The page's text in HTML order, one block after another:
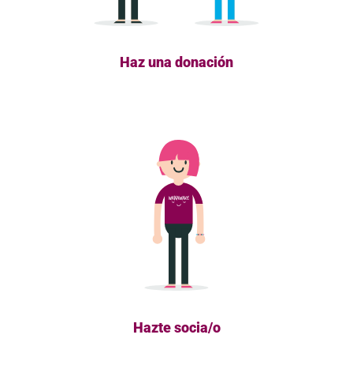
Haz una donación
Hazte socia/o